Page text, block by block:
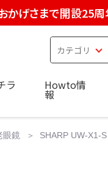
かげさまで開設25周
ラ Howto情
報
眼鏡 SHARP UW-X1-